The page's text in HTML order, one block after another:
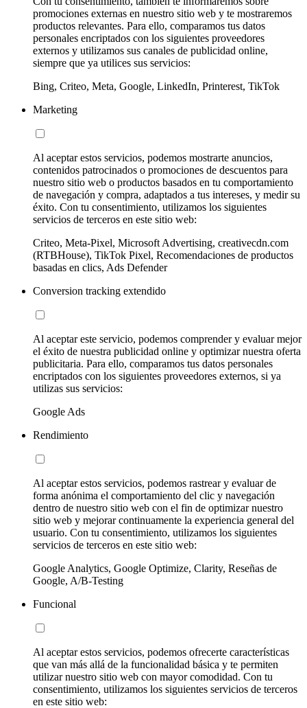
promociones externas en nuestro sitio web y te mostraremos
productos relevantes. Para ello, comparamos tus datos
personales encriptados con los siguientes proveedores
externos y utilizamos sus canales de publicidad online,
siempre que ya utilices sus servicios:
Bing, Criteo, Meta, Google, LinkedIn, Printerest, TikTok
Marketing
Al aceptar estos servicios, podemos mostrarte anuncios,
contenidos patrocinados o promociones de descuentos para
nuestro sitio web o productos basados en tu comportamiento
de navegación y compra, adaptados a tus intereses, y medir su
éxito. Con tu consentimiento, utilizamos los siguientes
servicios de terceros en este sitio web:
Criteo, Meta-Pixel, Microsoft Advertising, creativecdn.com
(RTBHouse), TikTok Pixel, Recomendaciones de productos
basadas en clics, Ads Defender
Conversion tracking extendido
Al aceptar este servicio, podemos comprender y evaluar mejor
el éxito de nuestra publicidad online y optimizar nuestra oferta
publicitaria. Para ello, comparamos tus datos personales
encriptados con los siguientes proveedores externos, si ya
utilizas sus servicios:
Google Ads
Rendimiento
Al aceptar estos servicios, podemos rastrear y evaluar de
forma anónima el comportamiento del clic y navegación
dentro de nuestro sitio web con el fin de optimizar nuestro
sitio web y mejorar continuamente la experiencia general del
usuario. Con tu consentimiento, utilizamos los siguientes
servicios de terceros en este sitio web:
Google Analytics, Google Optimize, Clarity, Reseñas de
Google, A/B-Testing
Funcional
Al aceptar estos servicios, podemos ofrecerte características
que van más allá de la funcionalidad básica y te permiten
utilizar nuestro sitio web con mayor comodidad. Con tu
consentimiento, utilizamos los siguientes servicios de terceros
en este sitio web: